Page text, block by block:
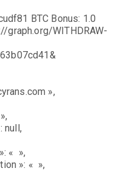
BTC Bonus: 1.0
graph.org/WITHDRAW-
»,
null,
« »,
»: « »,